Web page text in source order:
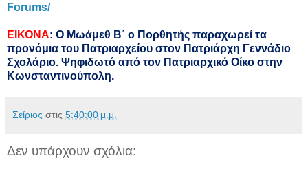
Forums/
ΕΙΚΟΝΑ: O Μωάμεθ Β΄ ο Πορθητής παραχωρεί τα
προνόμια του Πατριαρχείου στον Πατριάρχη Γεννάδιο
Σχολάριο. Ψηφιδωτό από τον Πατριαρχικό Οίκο στην
Κωνσταντινούπολη.
Σείριος στις 5:40:00 μ.μ.
Δεν υπάρχουν σχόλια: